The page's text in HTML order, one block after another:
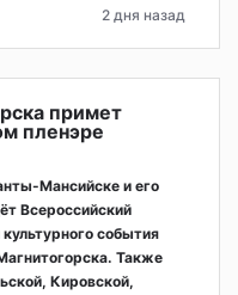
2 дня назад
примет
пленэре
Мансийске и его
Всероссийский
события
Также
Кировской,